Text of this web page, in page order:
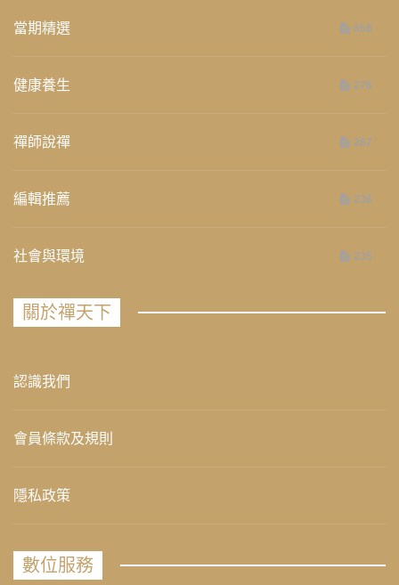
當期精選 658
健康養生 276
禪師說禪 267
編輯推薦 236
社會與環境 235
關於禪天下
認識我們
會員條款及規則
隱私政策
數位服務